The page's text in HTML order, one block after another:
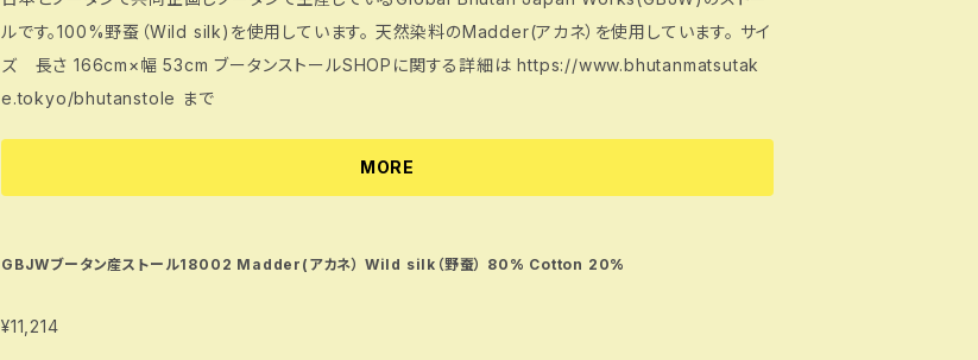
ルです。100%野蚕（Wild silk)を使用しています。 天然染料のMadder(アカネ）を使用しています。 サイ
ズ 長さ 166cm×幅 53cm ブータンストールSHOPに関する詳細は https://www.bhutanmatsutak
e.tokyo/bhutanstole まで
MORE
GBJWブータン産ストール18002 Madder(アカネ） Wild silk（野蚕） 80% Cotton 20%
¥11,214